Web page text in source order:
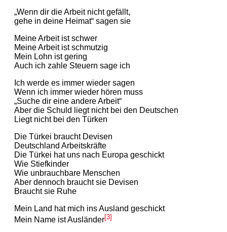
„Wenn dir die Arbeit nicht gefällt,
gehe in deine Heimat“ sagen sie
Meine Arbeit ist schwer
Meine Arbeit ist schmutzig
Mein Lohn ist gering
Auch ich zahle Steuern sage ich
Ich werde es immer wieder sagen
Wenn ich immer wieder hören muss
„Suche dir eine andere Arbeit“
Aber die Schuld liegt nicht bei den Deutschen
Liegt nicht bei den Türken
Die Türkei braucht Devisen
Deutschland Arbeitskräfte
Die Türkei hat uns nach Europa geschickt
Wie Stiefkinder
Wie unbrauchbare Menschen
Aber dennoch braucht sie Devisen
Braucht sie Ruhe
Mein Land hat mich ins Ausland geschickt
Mein Name ist Ausländer[3]